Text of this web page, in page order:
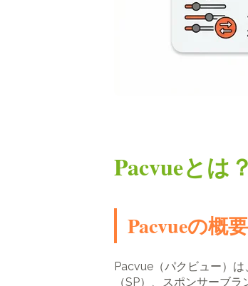
Pacvueとは？
Pacvueの概要
Pacvue（パクビュー）
（SP）、スポンサーブ